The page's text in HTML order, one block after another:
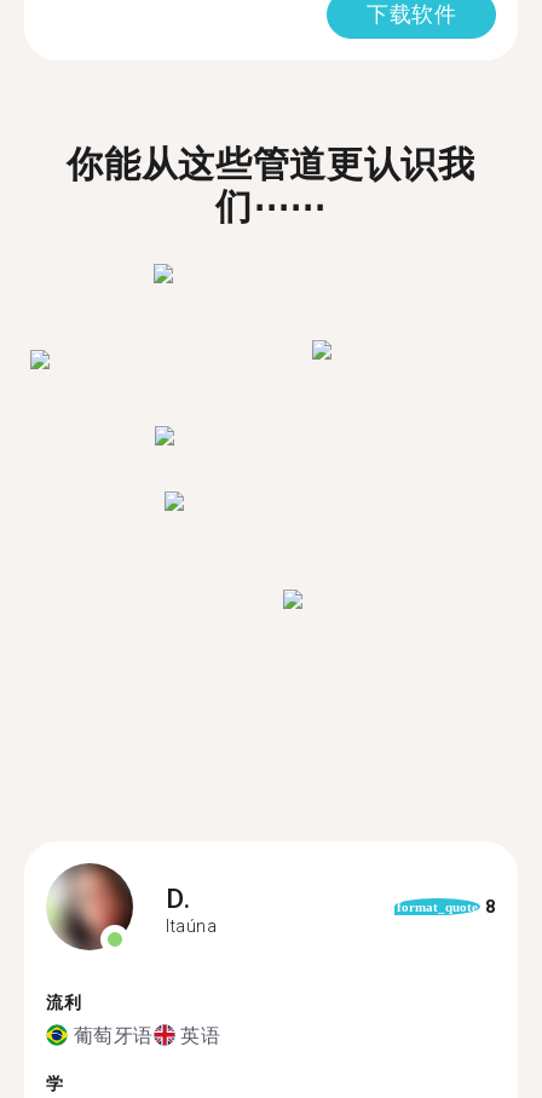
下载软件
你能从这些管道更认识我
们⋯⋯
D.
Itaúna
format_quote 8
流利
葡萄牙语 英语
学